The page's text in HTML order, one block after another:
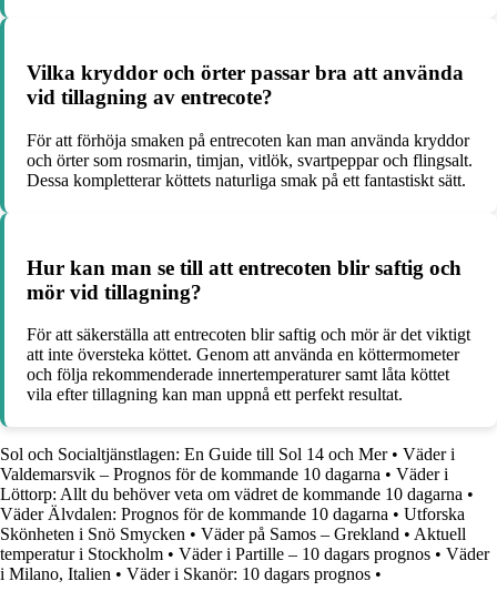
Vilka kryddor och örter passar bra att använda
vid tillagning av entrecote?
För att förhöja smaken på entrecoten kan man använda kryddor
och örter som rosmarin, timjan, vitlök, svartpeppar och flingsalt.
Dessa kompletterar köttets naturliga smak på ett fantastiskt sätt.
Hur kan man se till att entrecoten blir saftig och
mör vid tillagning?
För att säkerställa att entrecoten blir saftig och mör är det viktigt
att inte översteka köttet. Genom att använda en köttermometer
och följa rekommenderade innertemperaturer samt låta köttet
vila efter tillagning kan man uppnå ett perfekt resultat.
Sol och Socialtjänstlagen: En Guide till Sol 14 och Mer• Väder i
Valdemarsvik – Prognos för de kommande 10 dagarna • Väder i
Löttorp: Allt du behöver veta om vädret de kommande 10 dagarna •
Väder Älvdalen: Prognos för de kommande 10 dagarna • Utforska
Skönheten i Snö Smycken • Väder på Samos – Grekland • Aktuell
temperatur i Stockholm • Väder i Partille – 10 dagars prognos • Väder
i Milano, Italien • Väder i Skanör: 10 dagars prognos •